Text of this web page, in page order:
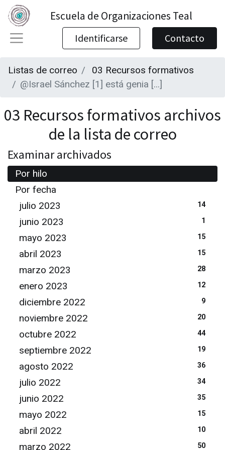
Escuela de Organizaciones Teal
Identificarse Contacto
Listas de correo
03 Recursos formativos
@Israel Sánchez [1] está genia [...]
03 Recursos formativos archivos
de la lista de correo
Examinar archivados
Por hilo
Por fecha
julio 2023
14
junio 2023 1
mayo 2023 15
abril 2023 15
marzo 2023 28
enero 2023 12
diciembre 2022 9
noviembre 2022 20
octubre 2022 44
septiembre 2022 19
agosto 2022 36
julio 2022 34
junio 2022 35
mayo 2022 15
abril 2022 10
marzo 2022 50